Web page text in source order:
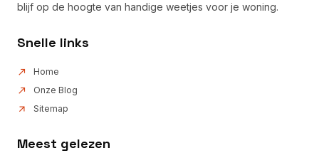
blijf op de hoogte van handige weetjes voor je woning.
Snelle links
Home
Onze Blog
Sitemap
Meest gelezen